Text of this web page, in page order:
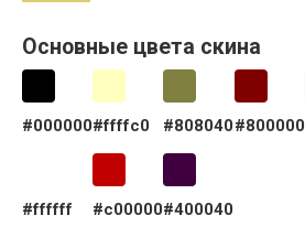
Основные цвета скина
#000000#ffffc0 #808040#800000
#ffffff #c00000#400040